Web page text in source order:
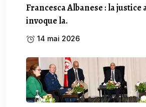
Francesca Albanese : la
invoque la.
14 mai 2026